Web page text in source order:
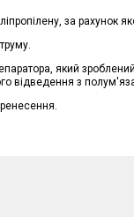
за рахунок
який
відведення з